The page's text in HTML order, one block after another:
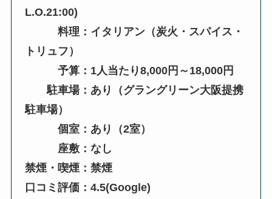
L.O.21:00)
料理：イタリアン（炭火・スパイス・
トリュフ）
予算：1人当たり8,000円～18,000円
駐車場：あり（グラングリーン大阪提携
駐車場）
個室：あり（2室）
座敷：なし
禁煙・喫煙：禁煙
口コミ評価：4.5(Google)